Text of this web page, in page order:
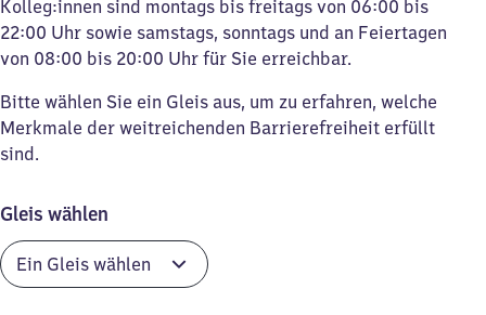
Kolleg:innen sind montags bis freitags von 06:00 bis
22:00 Uhr sowie samstags, sonntags und an Feiertagen
von 08:00 bis 20:00 Uhr für Sie erreichbar.
Bitte wählen Sie ein Gleis aus, um zu erfahren, welche
Merkmale der weitreichenden Barrierefreiheit erfüllt
sind.
Gleis wählen